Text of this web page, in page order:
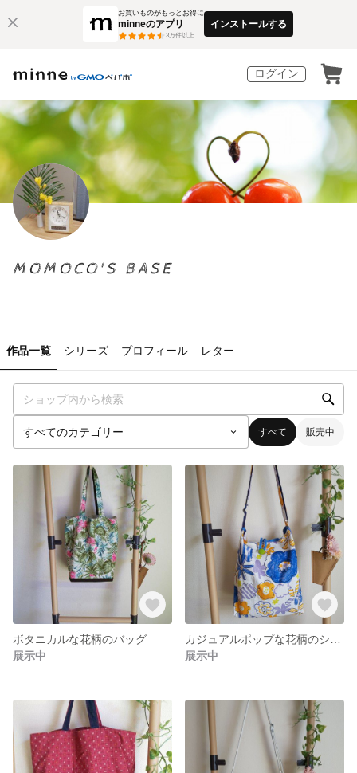
お買いものがもっとお得に
minneのアプリ
3万件以上
インストールする
ログイン
MOMOCO'S BASE
作品一覧 シリーズ プロフィール レター
すべて 販売中
ボタニカルな花柄のバッグ
展示中
展示中